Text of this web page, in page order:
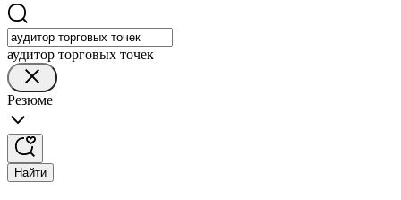
аудитор торговых точек
Резюме
Найти